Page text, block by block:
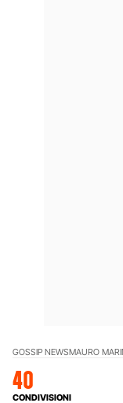
GOSSIP NEWSMAURO
40
CONDIVISIONI